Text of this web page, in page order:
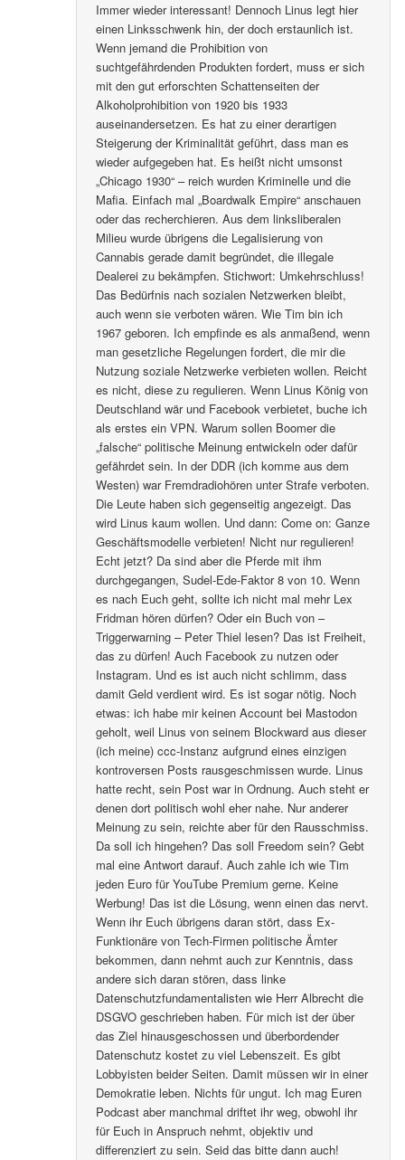
Immer wieder interessant! Dennoch Linus legt hier
einen Linksschwenk hin, der doch erstaunlich ist.
Wenn jemand die Prohibition von
suchtgefährdenden Produkten fordert, muss er sich
mit den gut erforschten Schattenseiten der
Alkoholprohibition von 1920 bis 1933
auseinandersetzen. Es hat zu einer derartigen
Steigerung der Kriminalität geführt, dass man es
wieder aufgegeben hat. Es heißt nicht umsonst
„Chicago 1930“ – reich wurden Kriminelle und die
Mafia. Einfach mal „Boardwalk Empire“ anschauen
oder das recherchieren. Aus dem linksliberalen
Milieu wurde übrigens die Legalisierung von
Cannabis gerade damit begründet, die illegale
Dealerei zu bekämpfen. Stichwort: Umkehrschluss!
Das Bedürfnis nach sozialen Netzwerken bleibt,
auch wenn sie verboten wären. Wie Tim bin ich
1967 geboren. Ich empfinde es als anmaßend, wenn
man gesetzliche Regelungen fordert, die mir die
Nutzung soziale Netzwerke verbieten wollen. Reicht
es nicht, diese zu regulieren. Wenn Linus König von
Deutschland wär und Facebook verbietet, buche ich
als erstes ein VPN. Warum sollen Boomer die
„falsche“ politische Meinung entwickeln oder dafür
gefährdet sein. In der DDR (ich komme aus dem
Westen) war Fremdradiohören unter Strafe verboten.
Die Leute haben sich gegenseitig angezeigt. Das
wird Linus kaum wollen. Und dann: Come on: Ganze
Geschäftsmodelle verbieten! Nicht nur regulieren!
Echt jetzt? Da sind aber die Pferde mit ihm
durchgegangen, Sudel-Ede-Faktor 8 von 10. Wenn
es nach Euch geht, sollte ich nicht mal mehr Lex
Fridman hören dürfen? Oder ein Buch von –
Triggerwarning – Peter Thiel lesen? Das ist Freiheit,
das zu dürfen! Auch Facebook zu nutzen oder
Instagram. Und es ist auch nicht schlimm, dass
damit Geld verdient wird. Es ist sogar nötig. Noch
etwas: ich habe mir keinen Account bei Mastodon
geholt, weil Linus von seinem Blockward aus dieser
(ich meine) ccc-Instanz aufgrund eines einzigen
kontroversen Posts rausgeschmissen wurde. Linus
hatte recht, sein Post war in Ordnung. Auch steht er
denen dort politisch wohl eher nahe. Nur anderer
Meinung zu sein, reichte aber für den Rausschmiss.
Da soll ich hingehen? Das soll Freedom sein? Gebt
mal eine Antwort darauf. Auch zahle ich wie Tim
jeden Euro für YouTube Premium gerne. Keine
Werbung! Das ist die Lösung, wenn einen das nervt.
Wenn ihr Euch übrigens daran stört, dass Ex-
Funktionäre von Tech-Firmen politische Ämter
bekommen, dann nehmt auch zur Kenntnis, dass
andere sich daran stören, dass linke
Datenschutzfundamentalisten wie Herr Albrecht die
DSGVO geschrieben haben. Für mich ist der über
das Ziel hinausgeschossen und überbordender
Datenschutz kostet zu viel Lebenszeit. Es gibt
Lobbyisten beider Seiten. Damit müssen wir in einer
Demokratie leben. Nichts für ungut. Ich mag Euren
Podcast aber manchmal driftet ihr weg, obwohl ihr
für Euch in Anspruch nehmt, objektiv und
differenziert zu sein. Seid das bitte dann auch!